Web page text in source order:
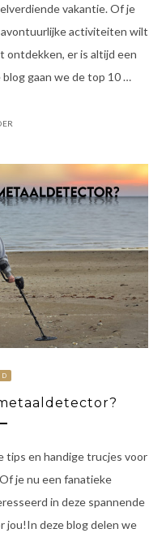
vakantie. Of je
activiteiten wilt
ontdekken, er is altijd een
gaan we de top 10 …
tips en handige trucjes voor
je nu een fanatieke
in deze spannende
jou!In deze blog delen we